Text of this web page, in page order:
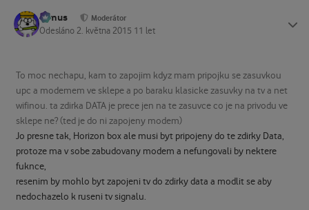
tomus Moderátor
Odesláno 2. května 2015 11 let
To moc nechapu, kam to zapojim kdyz mam pripojku se zasuvkou
upc a modemem ve sklepe a po baraku klasicke zasuvky na tv a net
wifinou. ta zdirka DATA je prece jen na te zasuvce co je na privodu ve
sklepe ne? (ted je do ni zapojeny modem)
Jo presne tak, Horizon box ale musi byt pripojeny do te zdirky Data,
protoze ma v sobe zabudovany modem a nefungovali by nektere
fuknce,
resenim by mohlo byt zapojeni tv do zdirky data a modlit se aby
nedochazelo k ruseni tv signalu.